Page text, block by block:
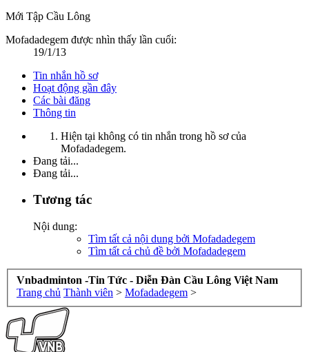
Mới Tập Cầu Lông
Mofadadegem được nhìn thấy lần cuối:
19/1/13
Tin nhắn hồ sơ
Hoạt động gần đây
Các bài đăng
Thông tin
Hiện tại không có tin nhắn trong hồ sơ của
Mofadadegem.
Đang tải...
Đang tải...
Tương tác
Nội dung:
Tìm tất cả nội dung bởi Mofadadegem
Tìm tất cả chủ đề bởi Mofadadegem
Vnbadminton -Tin Tức - Diễn Đàn Cầu Lông Việt Nam
Trang chủ Thành viên > Mofadadegem >